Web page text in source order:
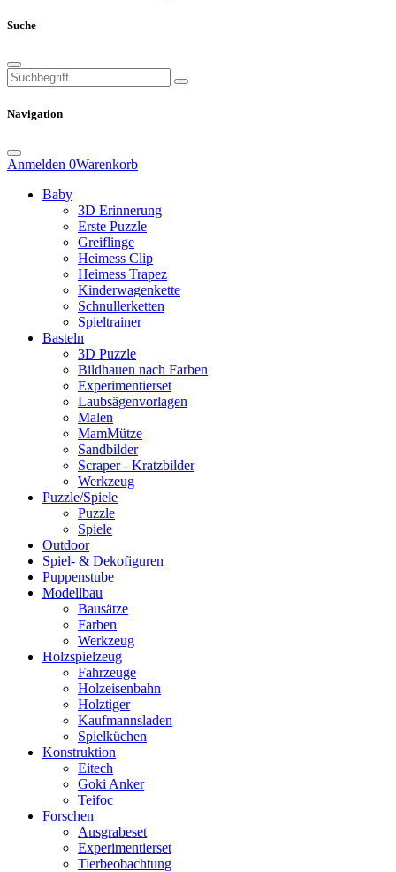
Suche
Navigation
Anmelden 0Warenkorb
Baby
3D Erinnerung
Erste Puzzle
Greiflinge
Heimess Clip
Heimess Trapez
Kinderwagenkette
Schnullerketten
Spieltrainer
Basteln
3D Puzzle
Bildhauen nach Farben
Experimentierset
Laubsägenvorlagen
Malen
MamMütze
Sandbilder
Scraper - Kratzbilder
Werkzeug
Puzzle/Spiele
Puzzle
Spiele
Outdoor
Spiel- & Dekofiguren
Puppenstube
Modellbau
Bausätze
Farben
Werkzeug
Holzspielzeug
Fahrzeuge
Holzeisenbahn
Holztiger
Kaufmannsladen
Spielküchen
Konstruktion
Eitech
Goki Anker
Teifoc
Forschen
Ausgrabeset
Experimentierset
Tierbeobachtung